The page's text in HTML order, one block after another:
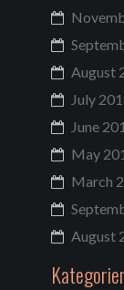
August
July
June
May
March
August